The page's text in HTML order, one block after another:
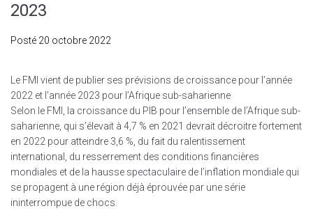
2023
Posté 20 octobre 2022
Le FMI vient de publier ses prévisions de croissance pour l’année
2022 et l’année 2023 pour l’Afrique sub-saharienne
Selon le FMI, la croissance du PIB pour l’ensemble de l’Afrique sub-
saharienne, qui s’élevait à 4,7 % en 2021 devrait décroitre fortement
en 2022 pour atteindre 3,6 %, du fait du ralentissement
international, du resserrement des conditions financières
mondiales et de la hausse spectaculaire de l’inflation mondiale qui
se propagent à une région déjà éprouvée par une série
ininterrompue de chocs.